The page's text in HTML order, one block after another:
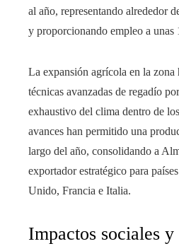
al año, representando alrededor
y proporcionando empleo a unas
La expansión agrícola en la zona
técnicas avanzadas de regadío
exhaustivo del clima dentro de
avances han permitido una
largo del año, consolidando a
exportador estratégico para
Unido, Francia e Italia.
Impactos sociales